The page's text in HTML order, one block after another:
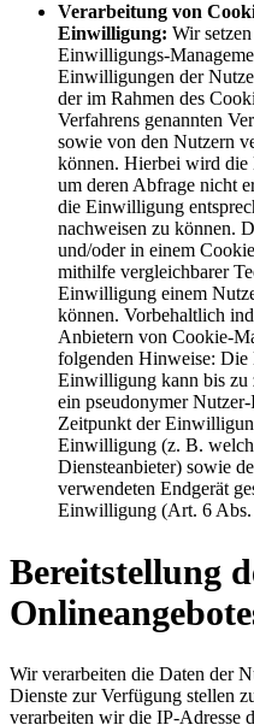
Verarbeitung von
Einwilligung: Wir
Einwilligungs-
Einwilligungen der
der im Rahmen des
Verfahrens genannten
sowie von den Nutzern
können. Hierbei wird die
um deren Abfrage nicht
die Einwilligung
nachweisen zu können.
und/oder in einem
mithilfe vergleichbarer
Einwilligung einem
können. Vorbehaltlich
Anbietern von Cookie-
folgenden Hinweise: Die
Einwilligung kann bis zu
ein pseudonymer
Zeitpunkt der
Einwilligung (z. B.
Diensteanbieter) sowie
verwendeten Endgerät
Einwilligung (Art. 6
Bereitstellung
Wir verarbeiten die Daten der
Dienste zur Verfügung stellen
verarbeiten wir die IP-Adresse